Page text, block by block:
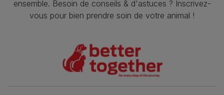
ensemble. Besoin de conseils & d'astuces ? Inscrivez-
vous pour bien prendre soin de votre animal !